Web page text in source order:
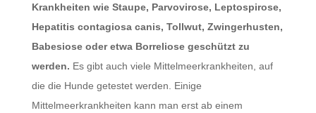
Krankheiten wie Staupe, Parvovirose, Leptospirose,
Hepatitis contagiosa canis, Tollwut, Zwingerhusten,
Babesiose oder etwa Borreliose geschützt zu
werden. Es gibt auch viele Mittelmeerkrankheiten, auf
die die Hunde getestet werden. Einige
Mittelmeerkrankheiten kann man erst ab einem